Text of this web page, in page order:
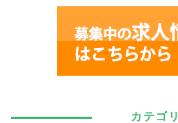
カテゴリ